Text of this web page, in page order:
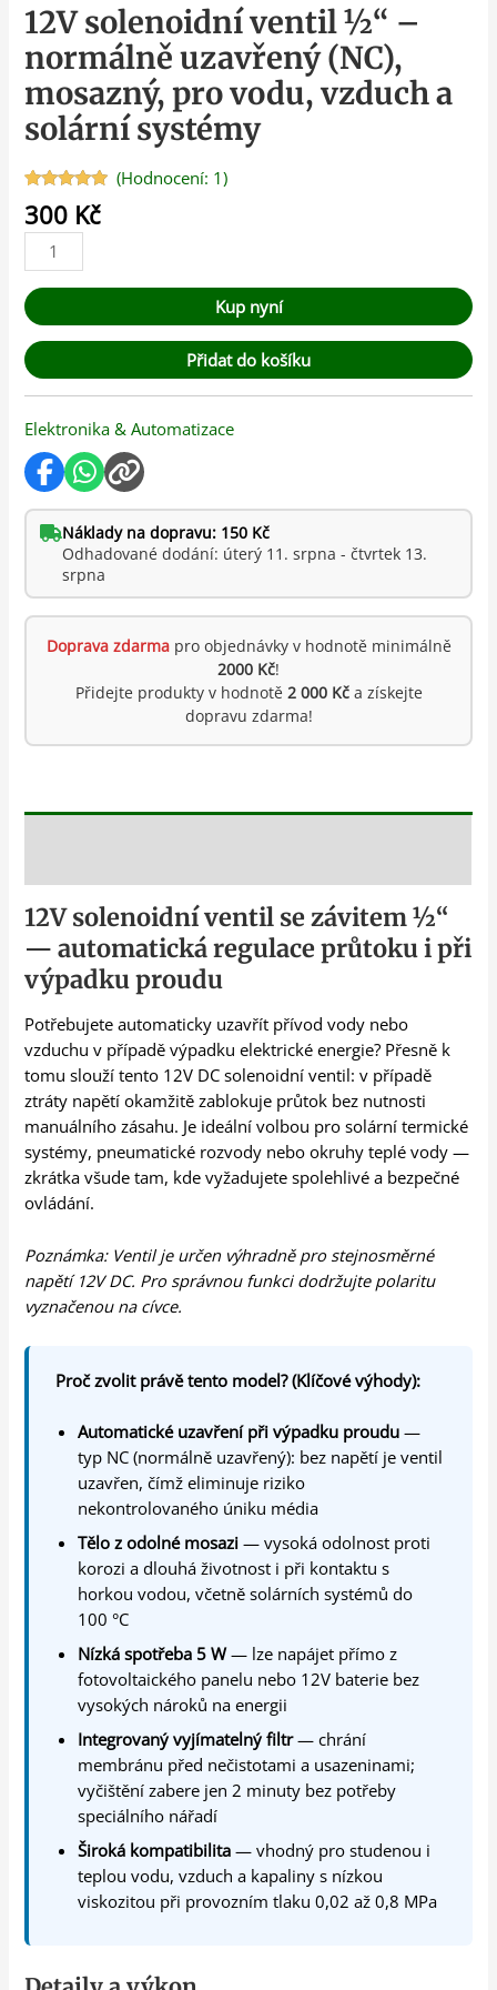
12V solenoidní ventil ½“ –
normálně uzavřený (NC),
mosazný, pro vodu, vzduch a
solární systémy
Hodnoceno
5.00z 5 na
základě
hodnocení
zákazníka
(Hodnocení: 1)
300 Kč
Kup nyní
Přidat do košíku
Elektronika & Automatizace
Náklady na dopravu: 150 Kč
Odhadované dodání: úterý 11. srpna - čtvrtek 13.
srpna
Doprava zdarmapro objednávky v hodnotě minimálně
2000 Kč!
Přidejte produkty v hodnotě 2 000 Kča získejte
dopravu zdarma!
12V solenoidní ventil se závitem ½“
— automatická regulace průtoku i při
výpadku proudu
Potřebujete automaticky uzavřít přívod vody nebo
vzduchu v případě výpadku elektrické energie? Přesně k
tomu slouží tento 12V DC solenoidní ventil: v případě
ztráty napětí okamžitě zablokuje průtok bez nutnosti
manuálního zásahu. Je ideální volbou pro solární termické
systémy, pneumatické rozvody nebo okruhy teplé vody —
zkrátka všude tam, kde vyžadujete spolehlivé a bezpečné
ovládání.
Poznámka: Ventil je určen výhradně pro stejnosměrné
napětí 12V DC. Pro správnou funkci dodržujte polaritu
vyznačenou na cívce.
Proč zvolit právě tento model? (Klíčové výhody):
Automatické uzavření při výpadku proudu —
typ NC (normálně uzavřený): bez napětí je ventil
uzavřen, čímž eliminuje riziko
nekontrolovaného úniku média
Tělo z odolné mosazi — vysoká odolnost proti
korozi a dlouhá životnost i při kontaktu s
horkou vodou, včetně solárních systémů do
100 °C
Nízká spotřeba 5 W— lze napájet přímo z
fotovoltaického panelu nebo 12V baterie bez
vysokých nároků na energii
Integrovaný vyjímatelný filtr— chrání
membránu před nečistotami a usazeninami;
vyčištění zabere jen 2 minuty bez potřeby
speciálního nářadí
Široká kompatibilita — vhodný pro studenou i
teplou vodu, vzduch a kapaliny s nízkou
viskozitou při provozním tlaku 0,02 až 0,8 MPa